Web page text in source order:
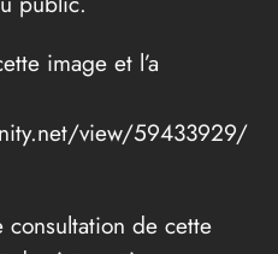
image et l’a
view/59433929/
de cette